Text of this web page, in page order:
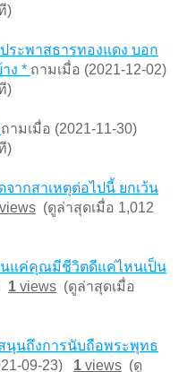
)
ะพาสธารทองแดง บอก
ง * ถามเมื่อ (2021-12-02)
)
ถามเมื่อ (2021-11-30)
)
ากสาเหตุต่อไปนี้ ยกเว้น
(ดูล่าสุดเมื่อ 1,012
ค่คุณมีชีวิตดีแค่ไหนเป็น
1views(ดูล่าสุดเมื่อ
นถึงการนับถือพระพุทธ
09-23) 1views(ดู